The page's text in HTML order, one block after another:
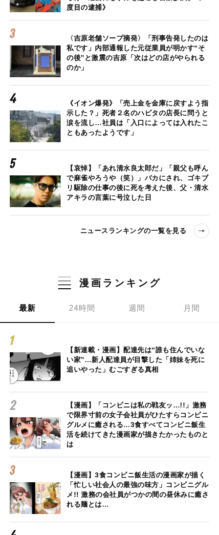
度目の逮捕》
〈吉原老舗ソープ摘発〉「刑事告発したのは
私です」内部通報した元従業員が明かす“そ
の後”と激震の吉原「次はどの店がやられる
のか」
《イオン爆発》「売上金を金庫に戻すよう指
示した？」死者２名のハビタの店長に問うと
涙を流し…社員は「入口によっては入れたこ
ともあったようです」
【哀悼】「あれ清水良太郎だ」「親父も呼ん
で麻雀やろうや（笑）」バカにされ、ゴキブ
リ駆除の仕事の後に死を考えた後、父・清水
アキラの言葉に号泣した日
ニュースランキングの一覧を見る
漫画ランキング
最新 24時間 週間 月間
【新連載・漫画】配達先は“誰も住んでいな
い家”…新人配達員が目撃した「姉妹を死に
追いやった」むごすぎる真相
【漫画】「コンビニは私の戦友ッ…!!」激務
で限界寸前の女子会社員がひたすらコンビニ
グルメに癒される…3食すべてコンビニ飯生
活を続けてきた漫画家が描きたかったものと
は
【漫画】3食コンビニ飯生活の漫画家が描く
「忙しい社会人の最強の味方」コンビニグル
メ!! 激務の会社員がつかの間の昼休みに癒さ
れる麺とは…